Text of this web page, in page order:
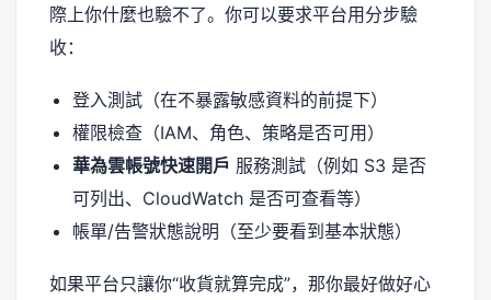
際上你什麼也驗不了。你可以要求平台用分步驗
收：
登入測試（在不暴露敏感資料的前提下）
權限檢查（IAM、角色、策略是否可用）
華為雲帳號快速開戶 服務測試（例如 S3 是否
可列出、CloudWatch 是否可查看等）
帳單/告警狀態說明（至少要看到基本狀態）
如果平台只讓你“收貨就算完成”，那你最好做好心